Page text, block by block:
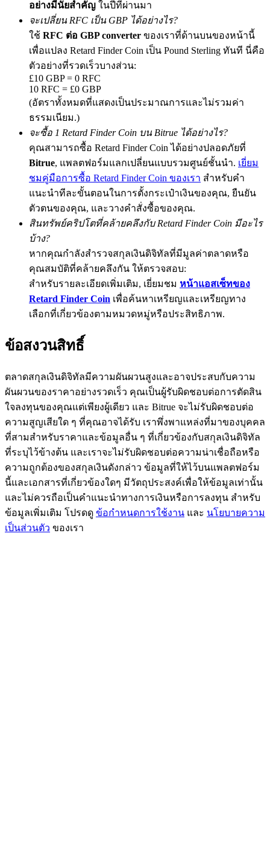
Precious Metals Trading Carnival
Trade Gold & Silver · 33,333 USDT Bonus
USDT New User Exclusive 10% APR
USDT Flexible Staking | Daily Rewards
New Listing Futures Fest
Trade New Futures, Win 200,000 USDT
Crypto World Cup 2026: Grand Finale
77,777+3k Rewards
กิจกรรมเพิ่มเติม
รับรางวัลและสิทธิพิเศษสุดพิเศษ
ศูนย์รางวัล
ลงชื่อ
อย่างมีนัยสำคัญ ในปีที่ผ่านมา
จะเปลี่ยน RFC เป็น GBP ได้อย่างไร?
ใช้ RFC ต่อ GBP converter ของเราที่ด้านบนของหน้านี้
เพื่อแปลง Retard Finder Coin เป็น Pound Sterling ทันที นี่คือ
ตัวอย่างที่รวดเร็วบางส่วน:
£10 GBP = 0 RFC
10 RFC = £0 GBP
(อัตราทั้งหมดที่แสดงเป็นประมาณการและไม่รวมค่า
ธรรมเนียม.)
จะซื้อ 1 Retard Finder Coin บน Bitrue ได้อย่างไร?
คุณสามารถซื้อ Retard Finder Coin ได้อย่างปลอดภัยที่
Bitrue, แพลตฟอร์มแลกเปลี่ยนแบบรวมศูนย์ชั้นนำ. เยี่ยม
ชมคู่มือการซื้อ Retard Finder Coin ของเรา สำหรับคำ
แนะนำทีละขั้นตอนในการตั้งกระเป๋าเงินของคุณ, ยืนยัน
ตัวตนของคุณ, และวางคำสั่งซื้อของคุณ.
สินทรัพย์คริปโตที่คล้ายคลึงกับ Retard Finder Coin มีอะไร
บ้าง?
หากคุณกำลังสำรวจสกุลเงินดิจิทัลที่มีมูลค่าตลาดหรือ
คุณสมบัติที่คล้ายคลึงกัน ให้ตรวจสอบ:
สำหรับรายละเอียดเพิ่มเติม, เยี่ยมชม หน้าแอสเซ็ทของ
Retard Finder Coin เพื่อค้นหาเหรียญและเหรียญทาง
เลือกที่เกี่ยวข้องตามหมวดหมู่หรือประสิทธิภาพ.
ข้อสงวนสิทธิ์
ตลาดสกุลเงินดิจิทัลมีความผันผวนสูงและอาจประสบกับความ
ผันผวนของราคาอย่างรวดเร็ว คุณเป็นผู้รับผิดชอบต่อการตัดสิน
ใจลงทุนของคุณแต่เพียงผู้เดียว และ Bitrue จะไม่รับผิดชอบต่อ
ความสูญเสียใด ๆ ที่คุณอาจได้รับ เราพึ่งพาแหล่งที่มาของบุคคล
ที่สามสำหรับราคาและข้อมูลอื่น ๆ ที่เกี่ยวข้องกับสกุลเงินดิจิทัล
ที่ระบุไว้ข้างต้น และเราจะไม่รับผิดชอบต่อความน่าเชื่อถือหรือ
ความถูกต้องของสกุลเงินดังกล่าว ข้อมูลที่ให้ไว้บนแพลตฟอร์ม
นี้และเอกสารที่เกี่ยวข้องใดๆ มีวัตถุประสงค์เพื่อให้ข้อมูลเท่านั้น
และไม่ควรถือเป็นคำแนะนำทางการเงินหรือการลงทุน สำหรับ
ข้อมูลเพิ่มเติม โปรดดู ข้อกำหนดการใช้งาน และ นโยบายความ
เป็นส่วนตัว ของเรา